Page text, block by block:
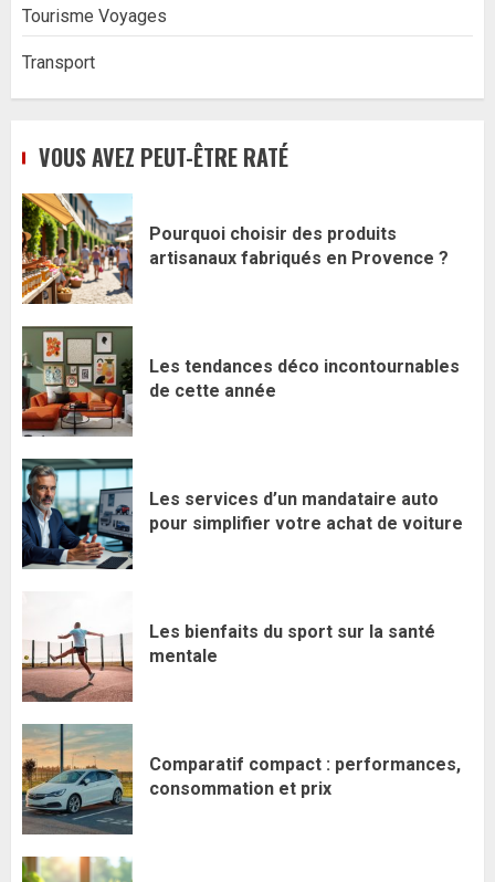
Tourisme Voyages
Transport
VOUS AVEZ PEUT-ÊTRE RATÉ
Pourquoi choisir des produits
artisanaux fabriqués en Provence ?
Les tendances déco incontournables
de cette année
Les services d’un mandataire auto
pour simplifier votre achat de voiture
Les bienfaits du sport sur la santé
mentale
Comparatif compact : performances,
consommation et prix